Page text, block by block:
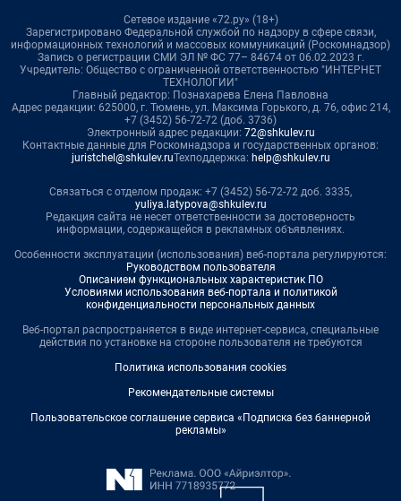
Сетевое издание «72.ру» (18+)
Зарегистрировано Федеральной службой по надзору в сфере связи,
информационных технологий и массовых коммуникаций (Роскомнадзор)
Запись о регистрации СМИ ЭЛ № ФС 77– 84674 от 06.02.2023 г.
Учредитель: Общество с ограниченной ответственностью "ИНТЕРНЕТ
ТЕХНОЛОГИИ"
Главный редактор: Познахарева Елена Павловна
Адрес редакции: 625000, г. Тюмень, ул. Максима Горького, д. 76, офис 214,
+7 (3452) 56-72-72 (доб. 3736)
Электронный адрес редакции: 72@shkulev.ru
Контактные данные для Роскомнадзора и государственных органов:
juristchel@shkulev.ruТехподдержка: help@shkulev.ru
Связаться с отделом продаж: +7 (3452) 56-72-72 доб. 3335,
yuliya.latypova@shkulev.ru
Редакция сайта не несет ответственности за достоверность
информации, содержащейся в рекламных объявлениях.
Особенности эксплуатации (использования) веб-портала регулируются:
Руководством пользователя
Описанием функциональных характеристик ПО
Условиями использования веб-портала и политикой
конфиденциальности персональных данных
Веб-портал распространяется в виде интернет-сервиса, специальные
действия по установке на стороне пользователя не требуются
Политика использования cookies
Рекомендательные системы
Пользовательское соглашение сервиса «Подписка без баннерной
рекламы»